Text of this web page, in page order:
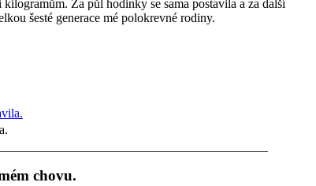
kilogramům. Za půl hodinky se sama postavila a za další
šesté generace mé polokrevné rodiny.
chovu.